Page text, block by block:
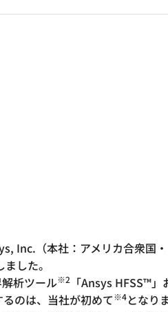
Inc.（本社：アメリカ合衆
した。
析ツール※2 「Ansys HFSS™
のは、当社が初めて※4となり